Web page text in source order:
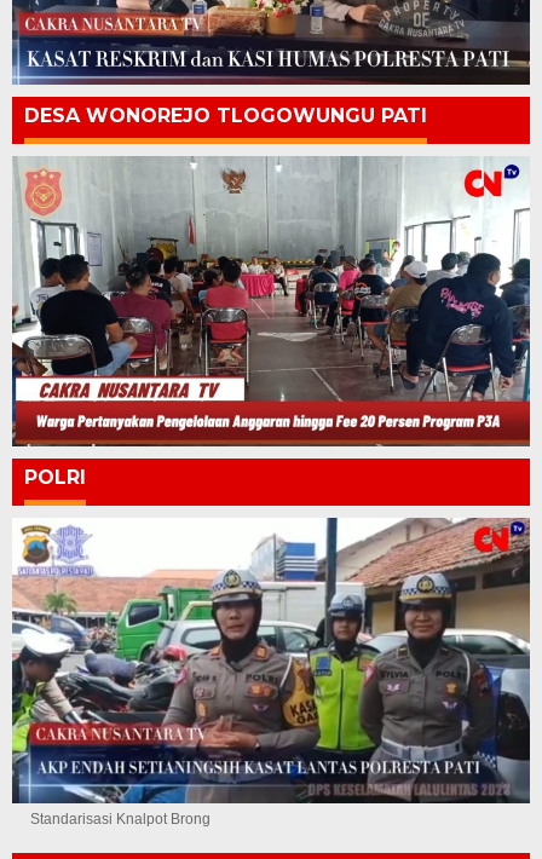
DESA WONOREJO TLOGOWUNGU PATI
POLRI
Standarisasi Knalpot Brong